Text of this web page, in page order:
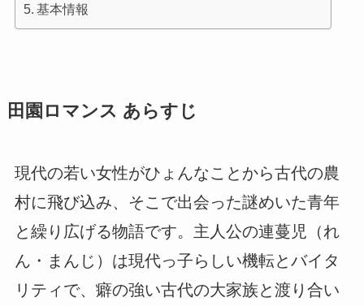
基本情報
田園ロマンス あらすじ
現代の若い女性がひょんなことから古代の農
村に飛び込み、そこで出会った謎めいた青年
と繰り広げる物語です。主人公の連蔓児（れ
ん・まんじ）は現代っ子らしい機転とバイタ
リティで、癖の強い古代の大家族と渡り合い